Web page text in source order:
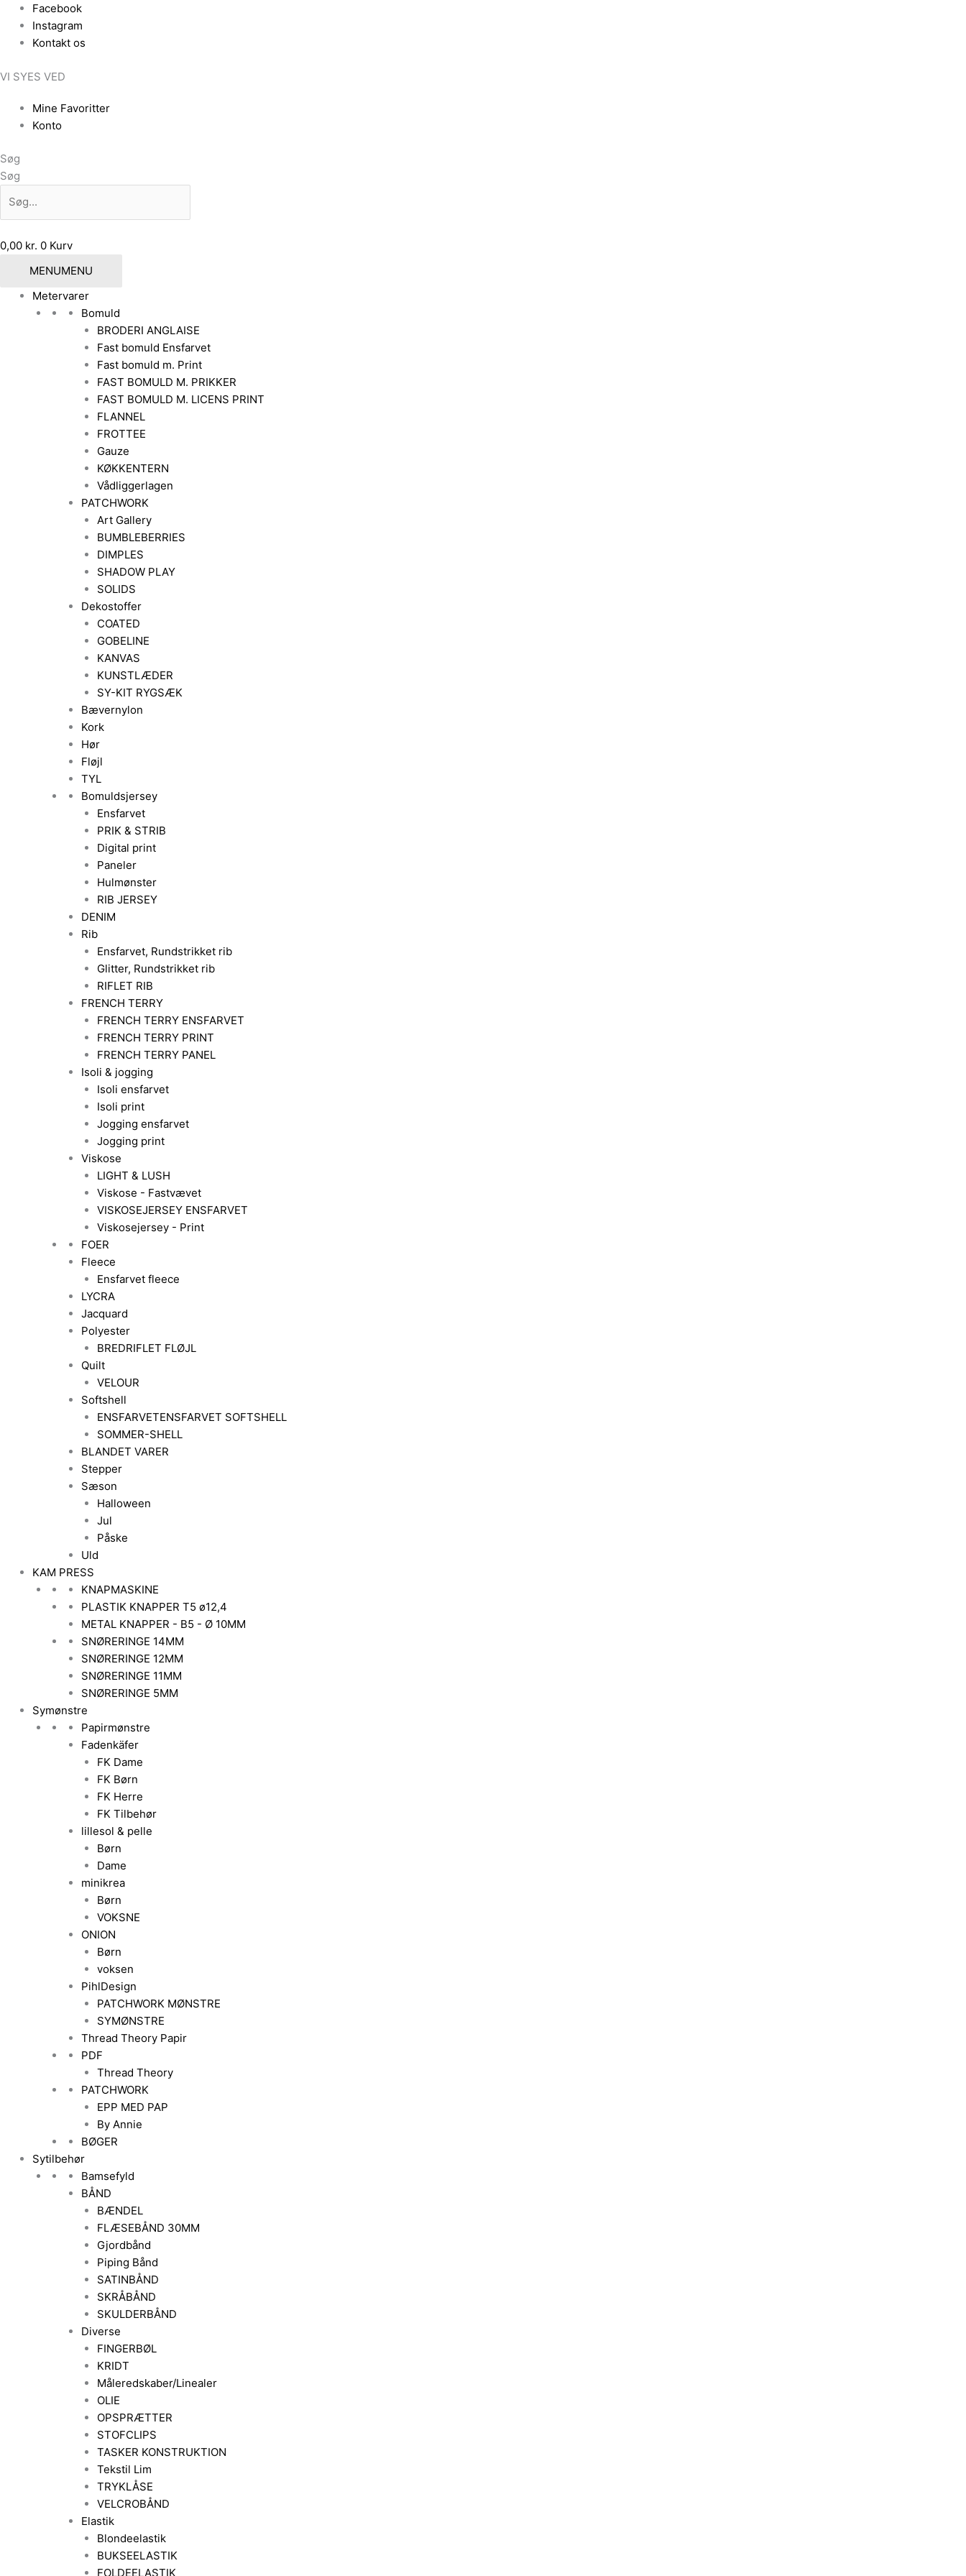
indholdet
Facebook
Instagram
Kontakt os
VI SYES VED
Mine Favoritter
Konto
Søg
Søg
0,00 kr. 0 Kurv
MENUMENU
Metervarer
Bomuld
BRODERI ANGLAISE
Fast bomuld Ensfarvet
Fast bomuld m. Print
FAST BOMULD M. PRIKKER
FAST BOMULD M. LICENS PRINT
FLANNEL
FROTTEE
Gauze
KØKKENTERN
Vådliggerlagen
PATCHWORK
Art Gallery
BUMBLEBERRIES
DIMPLES
SHADOW PLAY
SOLIDS
Dekostoffer
COATED
GOBELINE
KANVAS
KUNSTLÆDER
SY-KIT RYGSÆK
Bævernylon
Kork
Hør
Fløjl
TYL
Bomuldsjersey
Ensfarvet
PRIK & STRIB
Digital print
Paneler
Hulmønster
RIB JERSEY
DENIM
Rib
Ensfarvet, Rundstrikket rib
Glitter, Rundstrikket rib
RIFLET RIB
FRENCH TERRY
FRENCH TERRY ENSFARVET
FRENCH TERRY PRINT
FRENCH TERRY PANEL
Isoli & jogging
Isoli ensfarvet
Isoli print
Jogging ensfarvet
Jogging print
Viskose
LIGHT & LUSH
Viskose - Fastvævet
VISKOSEJERSEY ENSFARVET
Viskosejersey - Print
FOER
Fleece
Ensfarvet fleece
LYCRA
Jacquard
Polyester
BREDRIFLET FLØJL
Quilt
VELOUR
Softshell
ENSFARVETENSFARVET SOFTSHELL
SOMMER-SHELL
BLANDET VARER
Stepper
Sæson
Halloween
Jul
Påske
Uld
KAM PRESS
KNAPMASKINE
PLASTIK KNAPPER T5 ø12,4
METAL KNAPPER - B5 - Ø 10MM
SNØRERINGE 14MM
SNØRERINGE 12MM
SNØRERINGE 11MM
SNØRERINGE 5MM
Symønstre
Papirmønstre
Fadenkäfer
FK Dame
FK Børn
FK Herre
FK Tilbehør
lillesol & pelle
Børn
Dame
minikrea
Børn
VOKSNE
ONION
Børn
voksen
PihlDesign
PATCHWORK MØNSTRE
SYMØNSTRE
Thread Theory Papir
PDF
Thread Theory
PATCHWORK
EPP MED PAP
By Annie
BØGER
Sytilbehør
Bamsefyld
BÅND
BÆNDEL
FLÆSEBÅND 30MM
Gjordbånd
Piping Bånd
SATINBÅND
SKRÅBÅND
SKULDERBÅND
Diverse
FINGERBØL
KRIDT
Måleredskaber/Linealer
OLIE
OPSPRÆTTER
STOFCLIPS
TASKER KONSTRUKTION
Tekstil Lim
TRYKLÅSE
VELCROBÅND
Elastik
Blondeelastik
BUKSEELASTIK
FOLDEELASTIK